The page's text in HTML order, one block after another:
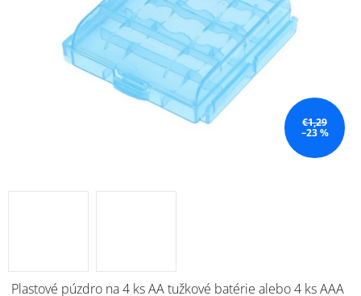
€1,29
–23 %
Plastové púzdro na 4 ks AA tužkové batérie alebo 4 ks AAA